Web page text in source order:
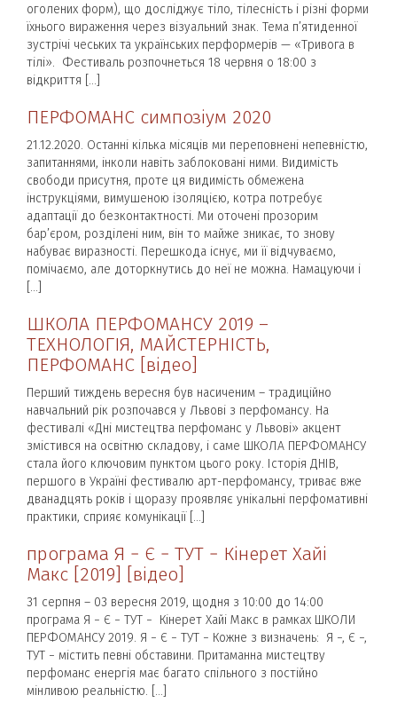
оголених форм), що досліджує тіло, тілесність і різні форми
їхнього вираження через візуальний знак. Тема п’ятиденної
зустрічі чеських та українських перформерів — «Тривога в
тілі». Фестиваль розпочнеться 18 червня о 18:00 з
відкриття […]
ПЕРФОМАНС симпозіум 2020
21.12.2020. Останні кілька місяців ми переповнені непевністю,
запитаннями, інколи навіть заблоковані ними. Видимість
свободи присутня, проте ця видимість обмежена
інструкціями, вимушеною ізоляцією, котра потребує
адаптації до безконтактності. Ми оточені прозорим
бар’єром, розділені ним, він то майже зникає, то знову
набуває виразності. Перешкода існує, ми її відчуваємо,
помічаємо, але доторкнутись до неї не можна. Намацуючи і
[…]
ШКОЛА ПЕРФОМАНСУ 2019 –
ТЕХНОЛОГІЯ, МАЙСТЕРНІСТЬ,
ПЕРФОМАНС [відео]
Перший тиждень вересня був насиченим – традиційно
навчальний рік розпочався у Львові з перфомансу. На
фестивалі «Дні мистецтва перфоманс у Львові» акцент
змістився на освітню складову, і саме ШКОЛА ПЕРФОМАНСУ
стала його ключовим пунктом цього року. Історія ДНІВ,
першого в Україні фестивалю арт-перфомансу, триває вже
дванадцять років і щоразу проявляє унікальні перфомативні
практики, сприяє комунікації […]
програма Я − Є − ТУТ − Кінерет Хайі
Макс [2019] [відео]
31 серпня – 03 вересня 2019, щодня з 10:00 до 14:00
програма Я − Є − ТУТ − Кінерет Хайі Макс в рамках ШКОЛИ
ПЕРФОМАНСУ 2019. Я − Є − ТУТ − Кожне з визначень: Я −, Є −,
ТУТ − містить певні обставини. Притаманна мистецтву
перфоманс енергія має багато спільного з постійно
мінливою реальністю. […]